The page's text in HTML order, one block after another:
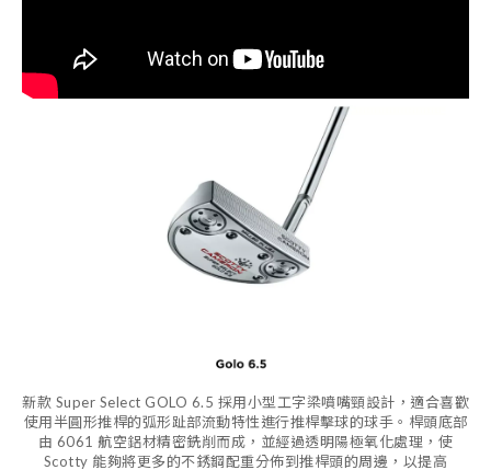
新款 Super Select GOLO 6.5 採用小型工字梁噴嘴頸設計，適合喜歡
使用半圓形推桿的弧形趾部流動特性進行推桿擊球的球手。桿頭底部
由 6061 航空鋁材精密銑削而成，並經過透明陽極氧化處理，使
Scotty 能夠將更多的不銹鋼配重分佈到推桿頭的周邊，以提高